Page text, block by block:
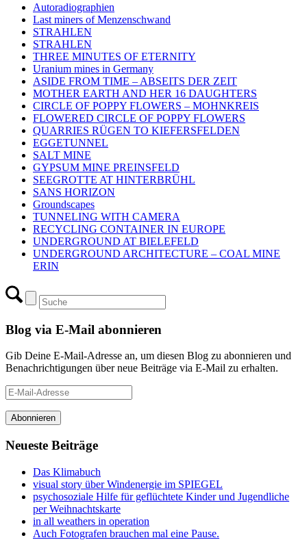
Autoradiographien
Last miners of Menzenschwand
STRAHLEN
STRAHLEN
THREE MINUTES OF ETERNITY
Uranium mines in Germany
ASIDE FROM TIME – ABSEITS DER ZEIT
MOTHER EARTH AND HER 16 DAUGHTERS
CIRCLE OF POPPY FLOWERS – MOHNKREIS
FLOWERED CIRCLE OF POPPY FLOWERS
QUARRIES RÜGEN TO KIEFERSFELDEN
EGGETUNNEL
SALT MINE
GYPSUM MINE PREINSFELD
SEEGROTTE AT HINTERBRÜHL
SANS HORIZON
Groundscapes
TUNNELING WITH CAMERA
RECYCLING CONTAINER IN EUROPE
UNDERGROUND AT BIELEFELD
UNDERGROUND ARCHITECTURE – COAL MINE
ERIN
Blog via E-Mail abonnieren
Gib Deine E-Mail-Adresse an, um diesen Blog zu abonnieren und
Benachrichtigungen über neue Beiträge via E-Mail zu erhalten.
E-
Mail-
Adresse
Abonnieren
Neueste Beiträge
Das Klimabuch
visual story über Windenergie im SPIEGEL
psychosoziale Hilfe für geflüchtete Kinder und Jugendliche
per Weihnachtskarte
in all weathers in operation
Auch Fotografen brauchen mal eine Pause.